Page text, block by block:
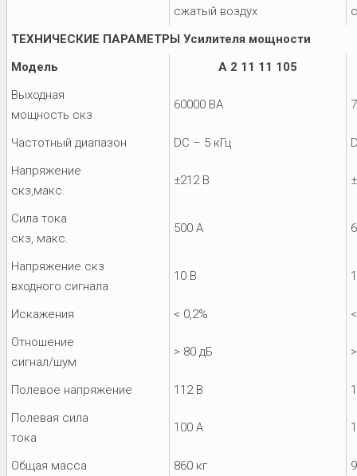
сжатый воздух
ТЕХНИЧЕСКИЕ ПАРАМЕТРЫ Усилителя мощности
Модель
A 2 11 11 105
Выходная
мощность скз
60000 ВA
Частотный диапазон DC – 5 кГц
Напряжение
скз,макс.
±212 В
Сила тока
скз, макс.
500 A
Напряжение скз
входного сигнала
10 В
Искажения < 0,2%
Отношение
сигнал/шум
> 80 дБ
Полевое напряжение 112 В
Полевая сила
тока
100 A
Общая масса 860 кг